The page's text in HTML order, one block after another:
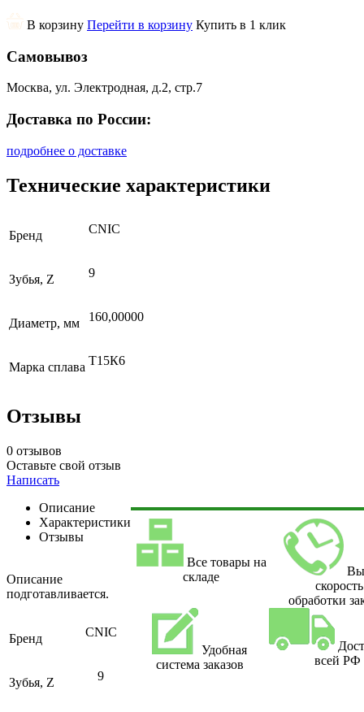
В корзину Перейти в корзину Купить в 1 клик
Самовывоз
Москва, ул. Электродная, д.2, стр.7
Доставка по России:
подробнее о доставке
Технические характеристики
Бренд CNIC
Зубья, Z 9
Диаметр, мм 160,00000
Марка сплава Т15К6
Отзывы
0 отзывов
Оставьте свой отзыв
Написать
Описание
Характеристики
Отзывы
Описание
подготавливается.
Бренд CNIC
Зубья, Z 9
Все товары на
складе
скорость
обработки
Удобная
система заказов
всей РФ